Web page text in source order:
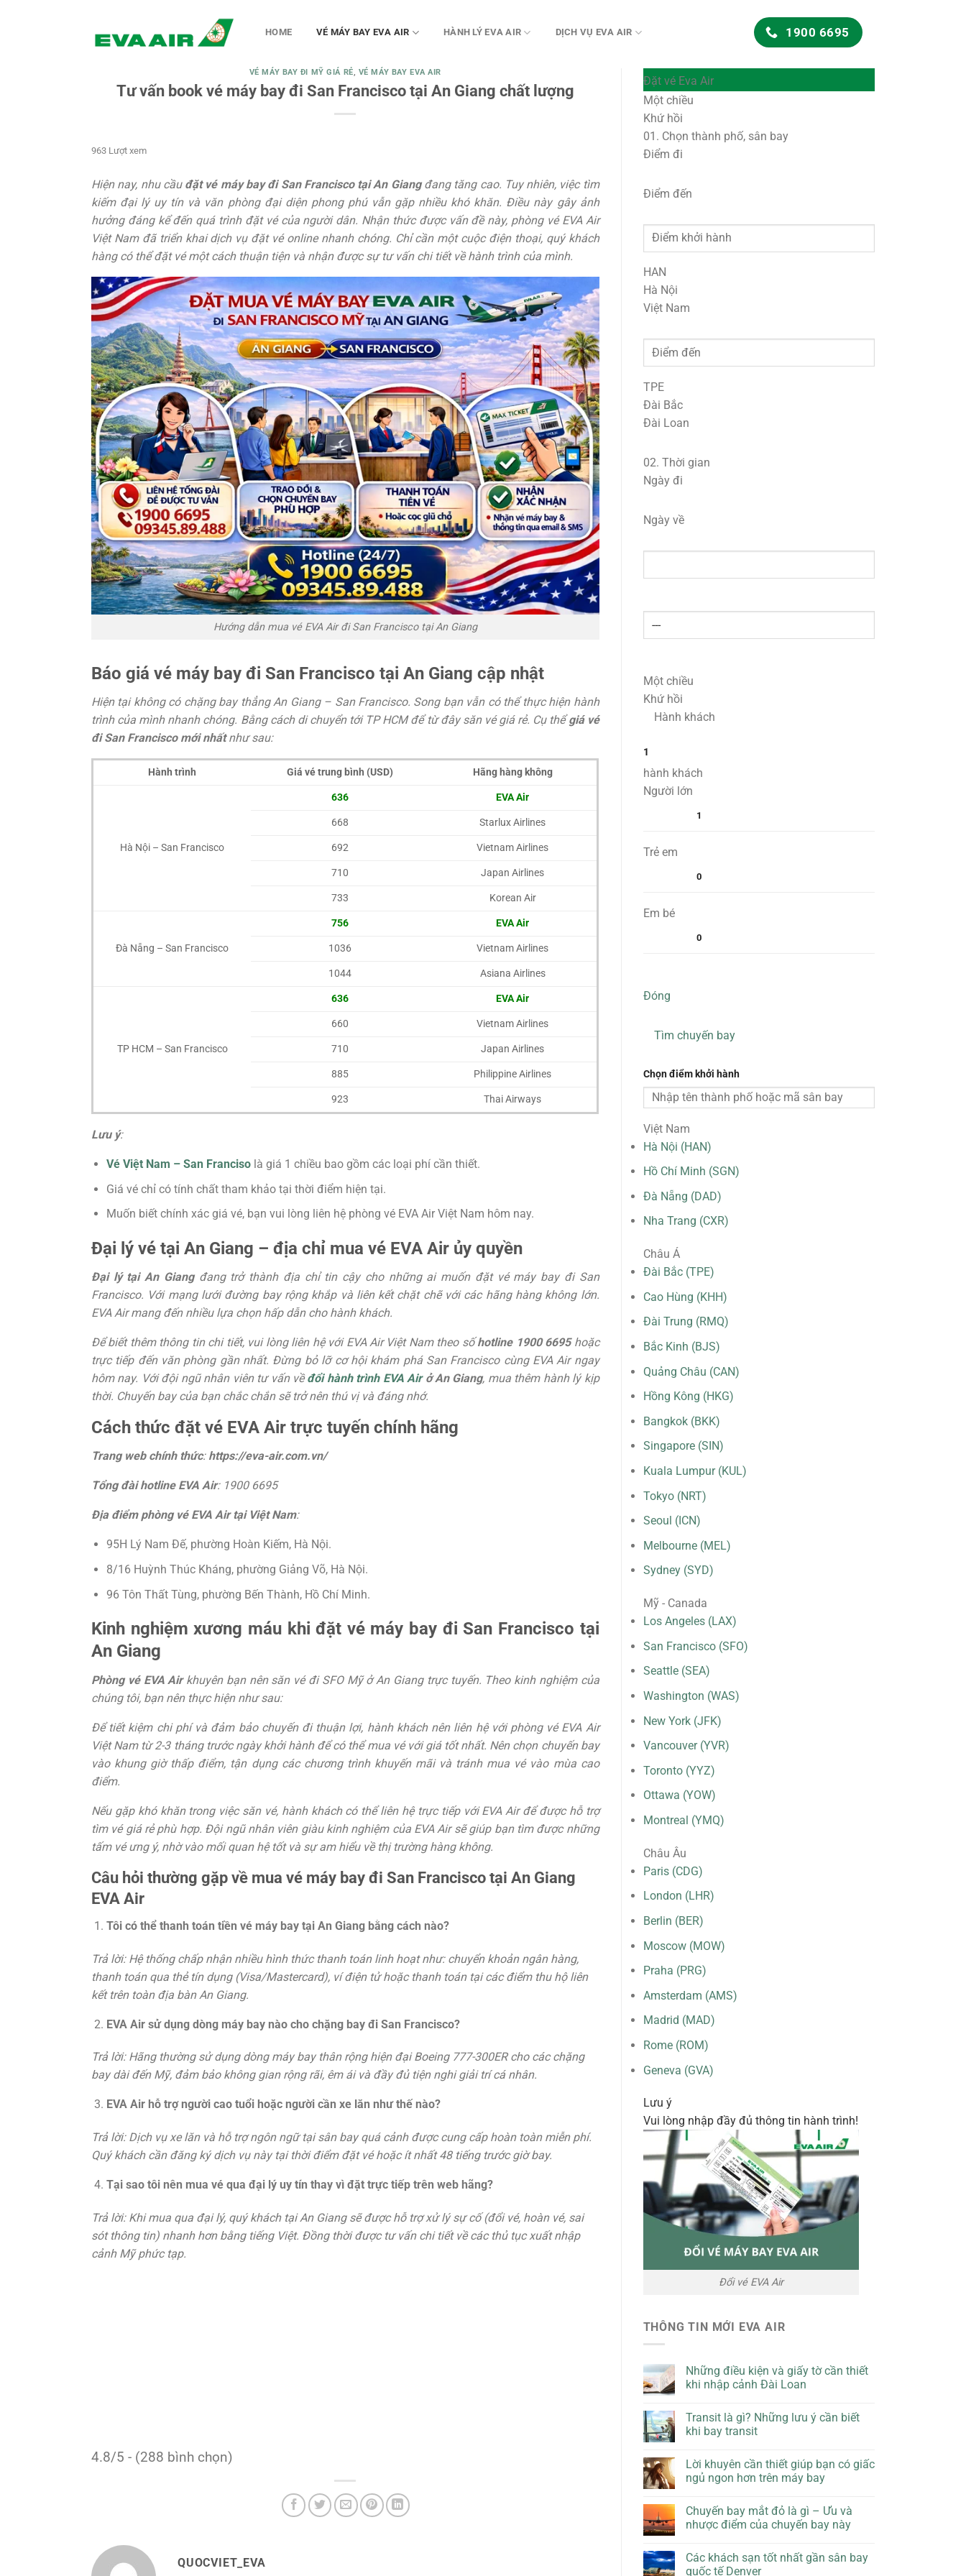
HOME VÉ MÁY BAY EVA AIR HÀNH LÝ EVA AIR DỊCH VỤ EVA AIR 1900 6695
VÉ MÁY BAY ĐI MỸ GIÁ RẺ, VÉ MÁY BAY EVA AIR
Tư vấn book vé máy bay đi San Francisco tại An Giang chất lượng
963 Lượt xem
Hiện nay, nhu cầu đặt vé máy bay đi San Francisco tại An Giangđang tăng cao. Tuy nhiên, việc tìm
kiếm đại lý uy tín và văn phòng đại diện phong phú vẫn gặp nhiều khó khăn. Điều này gây ảnh
hưởng đáng kể đến quá trình đặt vé của người dân. Nhận thức được vấn đề này, phòng vé EVA Air
Việt Nam đã triển khai dịch vụ đặt vé online nhanh chóng. Chỉ cần một cuộc điện thoại, quý khách
hàng có thể đặt vé một cách thuận tiện và nhận được sự tư vấn chi tiết về hành trình của mình.
Hướng dẫn mua vé EVA Air đi San Francisco tại An Giang
Báo giá vé máy bay đi San Francisco tại An Giang cập nhật
Hiện tại không có chặng bay thẳng An Giang – San Francisco. Song bạn vẫn có thể thực hiện hành
trình của mình nhanh chóng. Bằng cách di chuyển tới TP HCM để từ đây săn vé giá rẻ. Cụ thểgiá vé
đi San Francisco mới nhấtnhư sau:
Hành trình Giá vé trung bình (USD) Hãng hàng không
Hà Nội – San Francisco
636 EVA Air
668 Starlux Airlines
692 Vietnam Airlines
710 Japan Airlines
733 Korean Air
Đà Nẵng – San Francisco
756 EVA Air
1036 Vietnam Airlines
1044 Asiana Airlines
TP HCM – San Francisco
636 EVA Air
660 Vietnam Airlines
710 Japan Airlines
885 Philippine Airlines
923 Thai Airways
Lưu ý:
Vé Việt Nam – San Franciso là giá 1 chiều bao gồm các loại phí cần thiết.
Giá vé chỉ có tính chất tham khảo tại thời điểm hiện tại.
Muốn biết chính xác giá vé, bạn vui lòng liên hệ phòng vé EVA Air Việt Nam hôm nay.
Đại lý vé tại An Giang – địa chỉ mua vé EVA Air ủy quyền
Đại lý tại An Giangđang trở thành địa chỉ tin cậy cho những ai muốn đặt vé máy bay đi San
Francisco. Với mạng lưới đường bay rộng khắp và liên kết chặt chẽ với các hãng hàng không lớn.
EVA Air mang đến nhiều lựa chọn hấp dẫn cho hành khách.
Để biết thêm thông tin chi tiết, vui lòng liên hệ với EVA Air Việt Nam theo sốhotline 1900 6695hoặc
trực tiếp đến văn phòng gần nhất. Đừng bỏ lỡ cơ hội khám phá San Francisco cùng EVA Air ngay
hôm nay. Với đội ngũ nhân viên tư vấn vềđổi hành trình EVA Airở An Giang, mua thêm hành lý kịp
thời. Chuyến bay của bạn chắc chắn sẽ trở nên thú vị và đáng nhớ.
Cách thức đặt vé EVA Air trực tuyến chính hãng
Trang web chính thức: https://eva-air.com.vn/
Tổng đài hotline EVA Air: 1900 6695
Địa điểm phòng vé EVA Air tại Việt Nam:
95H Lý Nam Đế, phường Hoàn Kiếm, Hà Nội.
8/16 Huỳnh Thúc Kháng, phường Giảng Võ, Hà Nội.
96 Tôn Thất Tùng, phường Bến Thành, Hồ Chí Minh.
Kinh nghiệm xương máu khi đặt vé máy bay đi San Francisco tại
An Giang
Phòng vé EVA Airkhuyên bạn nên săn vé đi SFO Mỹ ở An Giang trực tuyến. Theo kinh nghiệm của
chúng tôi, bạn nên thực hiện như sau:
Để tiết kiệm chi phí và đảm bảo chuyến đi thuận lợi, hành khách nên liên hệ với phòng vé EVA Air
Việt Nam từ 2-3 tháng trước ngày khởi hành để có thể mua vé với giá tốt nhất. Nên chọn chuyến bay
vào khung giờ thấp điểm, tận dụng các chương trình khuyến mãi và tránh mua vé vào mùa cao
điểm.
Nếu gặp khó khăn trong việc săn vé, hành khách có thể liên hệ trực tiếp với EVA Air để được hỗ trợ
tìm vé giá rẻ phù hợp. Đội ngũ nhân viên giàu kinh nghiệm của EVA Air sẽ giúp bạn tìm được những
tấm vé ưng ý, nhờ vào mối quan hệ tốt và sự am hiểu về thị trường hàng không.
Câu hỏi thường gặp về mua vé máy bay đi San Francisco tại An Giang
EVA Air
Tôi có thể thanh toán tiền vé máy bay tại An Giang bằng cách nào?
Trả lời: Hệ thống chấp nhận nhiều hình thức thanh toán linh hoạt như: chuyển khoản ngân hàng,
thanh toán qua thẻ tín dụng (Visa/Mastercard), ví điện tử hoặc thanh toán tại các điểm thu hộ liên
kết trên toàn địa bàn An Giang.
EVA Air sử dụng dòng máy bay nào cho chặng bay đi San Francisco?
Trả lời: Hãng thường sử dụng dòng máy bay thân rộng hiện đại Boeing 777-300ER cho các chặng
bay dài đến Mỹ, đảm bảo không gian rộng rãi, êm ái và đầy đủ tiện nghi giải trí cá nhân.
EVA Air hỗ trợ người cao tuổi hoặc người cần xe lăn như thế nào?
Trả lời: Dịch vụ xe lăn và hỗ trợ ngôn ngữ tại sân bay quá cảnh được cung cấp hoàn toàn miễn phí.
Quý khách cần đăng ký dịch vụ này tại thời điểm đặt vé hoặc ít nhất 48 tiếng trước giờ bay.
Tại sao tôi nên mua vé qua đại lý uy tín thay vì đặt trực tiếp trên web hãng?
Trả lời: Khi mua qua đại lý, quý khách tại An Giang sẽ được hỗ trợ xử lý sự cố (đổi vé, hoàn vé, sai
sót thông tin) nhanh hơn bằng tiếng Việt. Đồng thời được tư vấn chi tiết về các thủ tục xuất nhập
cảnh Mỹ phức tạp.
4.8/5 - (288 bình chọn)
QUOCVIET_EVA
Đặt vé Eva Air
Một chiều
Khứ hồi
01. Chọn thành phố, sân bay
Điểm đi
Điểm đến
HAN
Hà Nội
Việt Nam
TPE
Đài Bắc
Đài Loan
02. Thời gian
Ngày đi
Ngày về
Một chiều
Khứ hồi
Hành khách
1
hành khách
Người lớn
1
Trẻ em
0
Em bé
0
Đóng
Tìm chuyến bay
Chọn điểm khởi hành
Việt Nam
Hà Nội (HAN)
Hồ Chí Minh (SGN)
Đà Nẵng (DAD)
Nha Trang (CXR)
Châu Á
Đài Bắc (TPE)
Cao Hùng (KHH)
Đài Trung (RMQ)
Bắc Kinh (BJS)
Quảng Châu (CAN)
Hồng Kông (HKG)
Bangkok (BKK)
Singapore (SIN)
Kuala Lumpur (KUL)
Tokyo (NRT)
Seoul (ICN)
Melbourne (MEL)
Sydney (SYD)
Mỹ - Canada
Los Angeles (LAX)
San Francisco (SFO)
Seattle (SEA)
Washington (WAS)
New York (JFK)
Vancouver (YVR)
Toronto (YYZ)
Ottawa (YOW)
Montreal (YMQ)
Châu Âu
Paris (CDG)
London (LHR)
Berlin (BER)
Moscow (MOW)
Praha (PRG)
Amsterdam (AMS)
Madrid (MAD)
Rome (ROM)
Geneva (GVA)
Lưu ý
Vui lòng nhập đầy đủ thông tin hành trình!
Đổi vé EVA Air
THÔNG TIN MỚI EVA AIR
Những điều kiện và giấy tờ cần thiết
khi nhập cảnh Đài Loan
Transit là gì? Những lưu ý cần biết
khi bay transit
Lời khuyên cần thiết giúp bạn có giấc
ngủ ngon hơn trên máy bay
Chuyến bay mắt đỏ là gì – Ưu và
nhược điểm của chuyến bay này
Các khách sạn tốt nhất gần sân bay
quốc tế Denver